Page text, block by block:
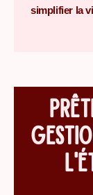
simplifier la